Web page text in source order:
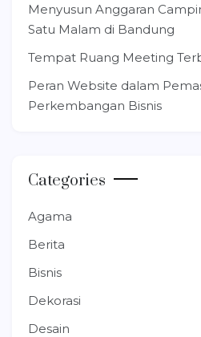
Menyusun Anggaran
Satu Malam di Bandung
Tempat Ruang Meeting
Peran Website dalam
Perkembangan Bisnis
Categories
Agama
Berita
Bisnis
Dekorasi
Desain